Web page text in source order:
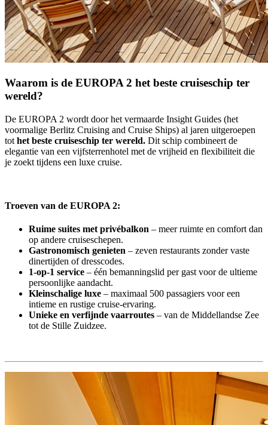
Waarom is de EUROPA 2 het beste cruiseschip ter
wereld?
De EUROPA 2 wordt door het vermaarde Insight Guides (het
voormalige Berlitz Cruising and Cruise Ships) al jaren uitgeroepen
tot het beste cruiseschip ter wereld. Dit schip combineert de
elegantie van een vijfsterrenhotel met de vrijheid en flexibiliteit die
je zoekt tijdens een luxe cruise.
Troeven van de EUROPA 2:
Ruime suites met privébalkon – meer ruimte en comfort dan
op andere cruiseschepen.
Gastronomisch genieten – zeven restaurants zonder vaste
dinertijden of dresscodes.
1-op-1 service – één bemanningslid per gast voor de ultieme
persoonlijke aandacht.
Kleinschalige luxe – maximaal 500 passagiers voor een
intieme en rustige cruise-ervaring.
Unieke en verfijnde vaarroutes – van de Middellandse Zee
tot de Stille Zuidzee.